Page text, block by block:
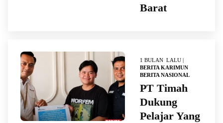
Barat
1 BULAN LALU |
BERITA KARIMUN
BERITA NASIONAL
PT Timah
Dukung
Pelajar Yang